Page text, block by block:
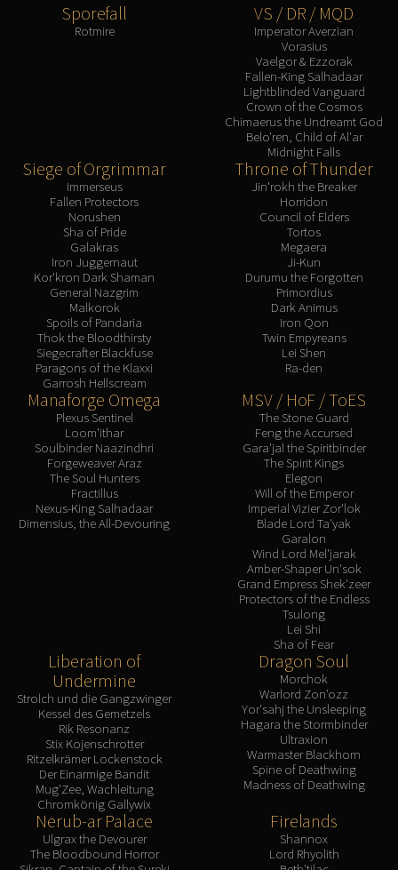
Sporefall
Rotmire
VS / DR / MQD
Imperator Averzian
Vorasius
Vaelgor & Ezzorak
Fallen-King Salhadaar
Lightblinded Vanguard
Crown of the Cosmos
Chimaerus the Undreamt God
Belo'ren, Child of Al'ar
Midnight Falls
Siege of Orgrimmar
Immerseus
Fallen Protectors
Norushen
Sha of Pride
Galakras
Iron Juggernaut
Kor'kron Dark Shaman
General Nazgrim
Malkorok
Spoils of Pandaria
Thok the Bloodthirsty
Siegecrafter Blackfuse
Paragons of the Klaxxi
Garrosh Hellscream
Throne of Thunder
Jin'rokh the Breaker
Horridon
Council of Elders
Tortos
Megaera
Ji-Kun
Durumu the Forgotten
Primordius
Dark Animus
Iron Qon
Twin Empyreans
Lei Shen
Ra-den
Manaforge Omega
Plexus Sentinel
Loom'ithar
Soulbinder Naazindhri
Forgeweaver Araz
The Soul Hunters
Fractillus
Nexus-King Salhadaar
Dimensius, the All-Devouring
MSV / HoF / ToES
The Stone Guard
Feng the Accursed
Gara'jal the Spiritbinder
The Spirit Kings
Elegon
Will of the Emperor
Imperial Vizier Zor'lok
Blade Lord Ta'yak
Garalon
Wind Lord Mel'jarak
Amber-Shaper Un'sok
Grand Empress Shek'zeer
Protectors of the Endless
Tsulong
Lei Shi
Sha of Fear
Liberation of
Undermine
Strolch und die Gangzwinger
Kessel des Gemetzels
Rik Resonanz
Stix Kojenschrotter
Ritzelkrämer Lockenstock
Der Einarmige Bandit
Mug'Zee, Wachleitung
Chromkönig Gallywix
Dragon Soul
Morchok
Warlord Zon'ozz
Yor'sahj the Unsleeping
Hagara the Stormbinder
Ultraxion
Warmaster Blackhorn
Spine of Deathwing
Madness of Deathwing
Nerub-ar Palace
Ulgrax the Devourer
The Bloodbound Horror
Firelands
Shannox
Lord Rhyolith